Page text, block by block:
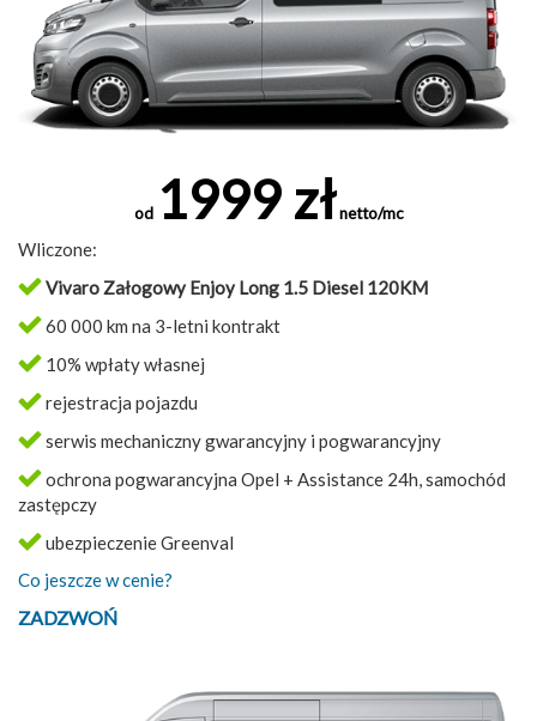
od 1999 zł netto/mc
Wliczone:
Vivaro Załogowy Enjoy Long 1.5 Diesel 120KM
60 000 km na 3-letni kontrakt
10% wpłaty własnej
rejestracja pojazdu
serwis mechaniczny gwarancyjny i pogwarancyjny
ochrona pogwarancyjna Opel + Assistance 24h, samochód
zastępczy
ubezpieczenie Greenval
Co jeszcze w cenie?
ZADZWOŃ